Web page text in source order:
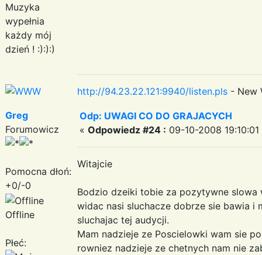
Muzyka
wypełnia
każdy mój
dzień ! :):):)
http://94.23.22.121:9940/listen.pls - New
Greg
Forumowicz
Pomocna dłoń:
+0/-0
Offline
Płeć:
Odp: UWAGI CO DO GRAJACYCH
« Odpowiedz #24 : 09-10-2008 19:10:01
Witajcie
Bodzio dzeiki tobie za pozytywne
widac nasi sluchacze dobrze sie bawia i
sluchajac tej audycji.
Mam nadzieje ze Poscielowki wam sie
rowniez nadzieje ze chetnych nam nie